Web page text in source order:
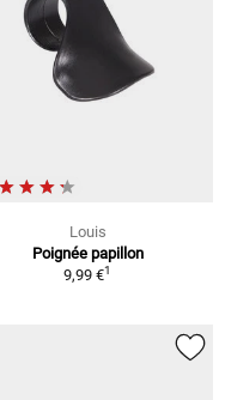
Louis
Poignée papillon
9,99 €1